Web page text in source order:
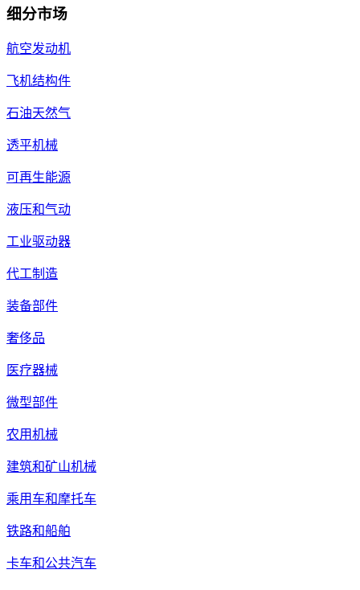
细分市场
航空发动机
飞机结构件
石油天然气
透平机械
可再生能源
液压和气动
工业驱动器
代工制造
装备部件
奢侈品
医疗器械
微型部件
农用机械
建筑和矿山机械
乘用车和摩托车
铁路和船舶
卡车和公共汽车